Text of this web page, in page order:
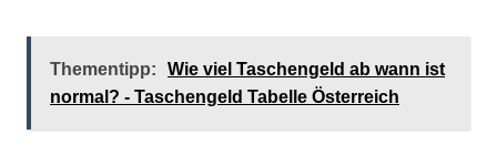
Thementipp:
Wie viel Taschengeld ab wann ist
normal? - Taschengeld Tabelle Österreich